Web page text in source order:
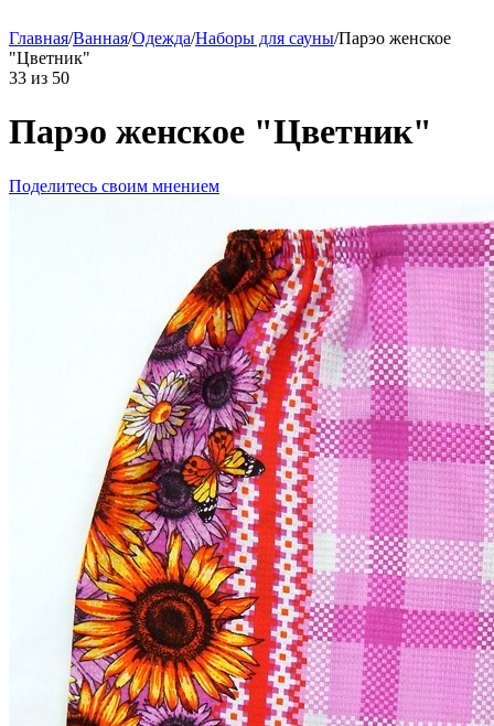
Главная/Ванная/Одежда/Наборы для сауны/Парэо женское
"Цветник"
33 из 50
Парэо женское "Цветник"
Поделитесь своим мнением